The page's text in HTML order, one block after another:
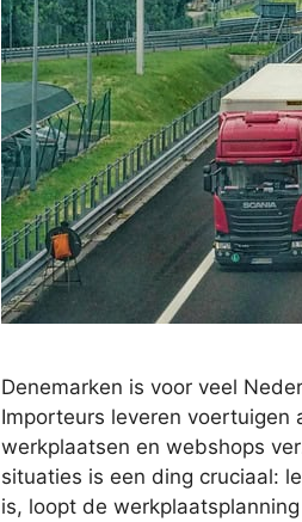
Denemarken is voor veel
Importeurs leveren voertuigen
werkplaatsen en webshops
situaties is een ding cruciaal:
is, loopt de